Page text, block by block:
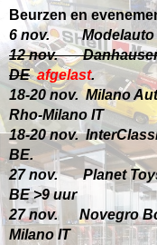
Beurzen en
6 nov. Modelauto
12 nov. Danhausen
DE afgelast.
18-20 nov. Milano
Rho-Milano IT
18-20 nov.
BE.
27 nov.
Planet
BE >9 uur
27 nov. Novegro
Milano IT